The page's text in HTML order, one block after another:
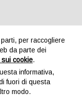
per raccogliere
da parte dei
sui cookie.
informativa,
fuori di questa
modo.